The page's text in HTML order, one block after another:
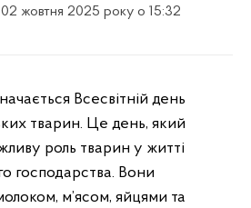
02 жовтня 2025 року о 15:32
Всесвітній день
тварин. Це день, який
роль тварин у житті
господарства. Вони
м’ясом, яйцями та